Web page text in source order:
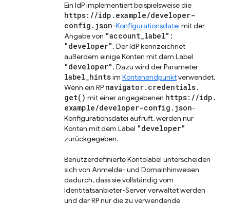
Ein IdP implementiert beispielsweise die
https: //idp . example/developer-
config . json-Konfigurationsdatei mit der
Angabe von "account_label":
"developer". Der IdP kennzeichnet
außerdem einige Konten mit dem Label
"developer". Dazu wird der Parameter
label_hintsim Kontenendpunktverwendet.
Wenn ein RP navigator. credentials.
get( ) mit einer angegebenen https: //idp .
example/developer-config . json-
Konfigurationsdatei aufruft, werden nur
Konten mit dem Label "developer"
zurückgegeben.
Benutzerdefinierte Kontolabel unterscheiden
sich von Anmelde- und Domainhinweisen
dadurch, dass sie vollständig vom
Identitätsanbieter-Server verwaltet werden
und der RP nur die zu verwendende